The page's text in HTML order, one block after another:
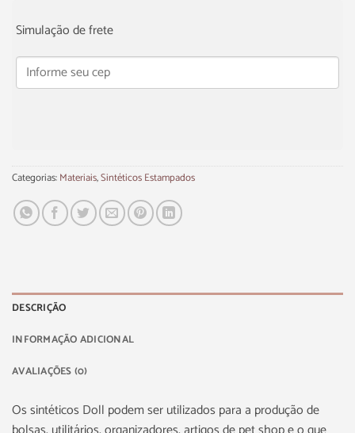
Simulação de frete
Categorias:Materiais,Sintéticos Estampados
DESCRIÇÃO
INFORMAÇÃO ADICIONAL
AVALIAÇÕES (0)
Os sintéticos Doll podem ser utilizados para a produção de